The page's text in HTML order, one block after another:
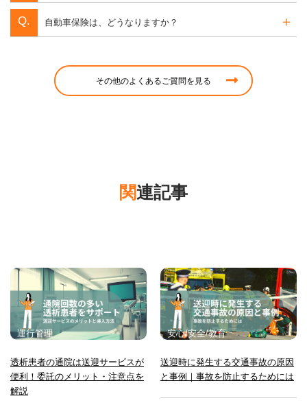
自動車保険は、どうなりますか？
その他のよくあるご質問を見る
関連記事
運行管理
透析患者の通院は送迎サービスが
便利！委託のメリット・注意点を
解説
安心/安全/教育
送迎時に発生する交通事故の原因
と事例｜事故を防止するためには